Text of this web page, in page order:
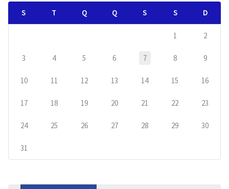
S T Q Q S S D
1 2
3 4 5 6 7 8 9
10 11 12 13 14 15 16
17 18 19 20 21 22 23
24 25 26 27 28 29 30
31